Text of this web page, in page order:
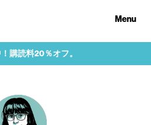
Menu
購読料20％オフ。